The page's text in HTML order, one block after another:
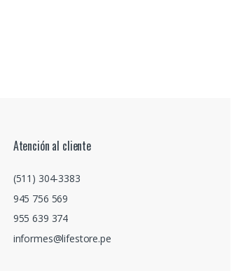
Atención al cliente
(511) 304-3383
945 756 569
955 639 374
informes@lifestore.pe